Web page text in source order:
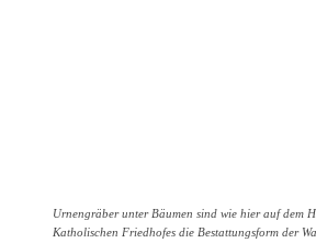
Urnengräber unter Bäumen sind wie hier auf dem
Katholischen Friedhofes die Bestattungsform der